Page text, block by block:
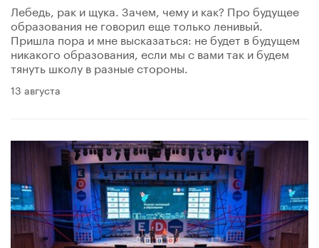
Лебедь, рак и щука. Зачем, чему и как? Про будущее
образования не говорил еще только ленивый.
Пришла пора и мне высказаться: не будет в будущем
никакого образования, если мы с вами так и будем
тянуть школу в разные стороны.
13 августа